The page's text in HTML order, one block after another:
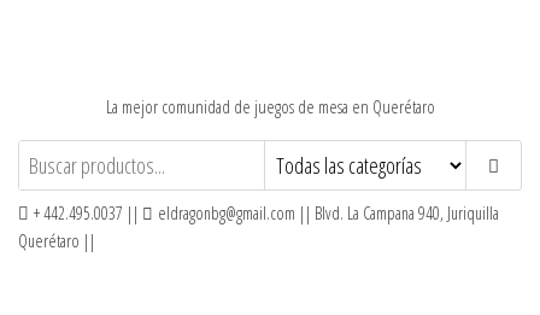
La mejor comunidad de juegos de mesa en Querétaro
+ 442.495.0037 ||
eldragonbg@gmail.com || Blvd. La Campana 940, Juriquilla
Querétaro ||